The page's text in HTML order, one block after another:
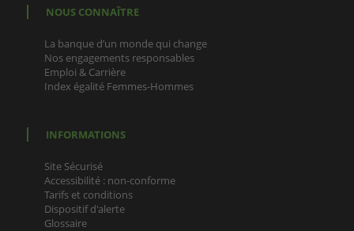
NOUS CONNAÎTRE
La banque d’un monde qui change
Nos engagements responsables
Emploi & Carrière
Index égalité Femmes-Hommes
INFORMATIONS
Site Sécurisé
Accessibilité : non-conforme
Tarifs et conditions
Dispositif d'alerte
Glossaire